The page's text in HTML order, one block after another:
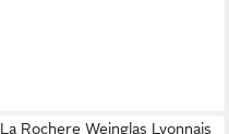
La Rochere Weinglas Lyonnais